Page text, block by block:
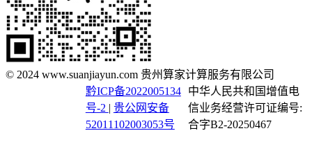
© 2024 www.suanjiayun.com 贵州算家计算服务有限公司
黔ICP备2022005134
号-2 | 贵公网安备
52011102003053号
中华人民共和国增值电
信业务经营许可证编号:
合字B2-20250467